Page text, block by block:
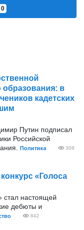
0
образования: в
кадетских
Путин подписал
Российской
Политика 308
«Голоса
стал настоящей
дебюты и
842